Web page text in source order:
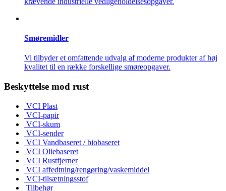
Smøremidler
Vi tilbyder et omfattende udvalg af moderne produkter af høj
kvalitet til en række forskellige smøreopgaver.
Beskyttelse mod rust
VCI Plast
VCI-papir
VCI-skum
VCI-sender
VCI Vandbaseret / biobaseret
VCI Oliebaseret
VCI Rustfjerner
VCI affedtning/rengøring/vaskemiddel
VCI-tilsætningsstof
Tilbehør